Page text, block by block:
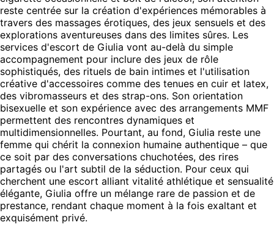
reste centrée sur la création d'expériences mémorables à
travers des massages érotiques, des jeux sensuels et des
explorations aventureuses dans des limites sûres. Les
services d'escort de Giulia vont au-delà du simple
accompagnement pour inclure des jeux de rôle
sophistiqués, des rituels de bain intimes et l'utilisation
créative d'accessoires comme des tenues en cuir et latex,
des vibromasseurs et des strap-ons. Son orientation
bisexuelle et son expérience avec des arrangements MMF
permettent des rencontres dynamiques et
multidimensionnelles. Pourtant, au fond, Giulia reste une
femme qui chérit la connexion humaine authentique – que
ce soit par des conversations chuchotées, des rires
partagés ou l'art subtil de la séduction. Pour ceux qui
cherchent une escort alliant vitalité athlétique et sensualité
élégante, Giulia offre un mélange rare de passion et de
prestance, rendant chaque moment à la fois exaltant et
exquisément privé.